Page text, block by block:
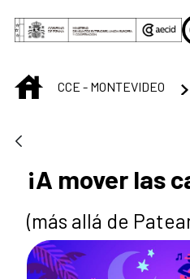
Saltar al contenido principal
INICIOCCE - MONTEVIDEO
¡A mover las
(más allá de